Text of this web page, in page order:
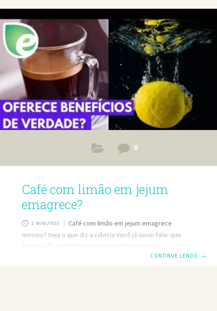
0
Café com limão em jejum
emagrece?
2 MINUTOS
Café com limão em jejum emagrece
mesmo? Veja o que diz a ciência Você já ouviu falar que
tomar café com limão em jejum pode acelerar o
emagrecimento? Essa combinação tem viralizado nas
CONTINUE LENDO →